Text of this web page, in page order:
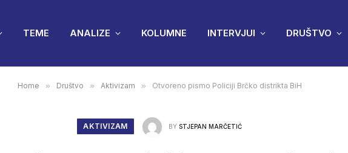
TEME ANALIZE KOLUMNE INTERVJUI DRUŠTVO
Home » Društvo » Aktivizam » Otvoreno pismo Policiji Brčko distrikta BiH
AKTIVIZAM BY STJEPAN MARČETIĆ